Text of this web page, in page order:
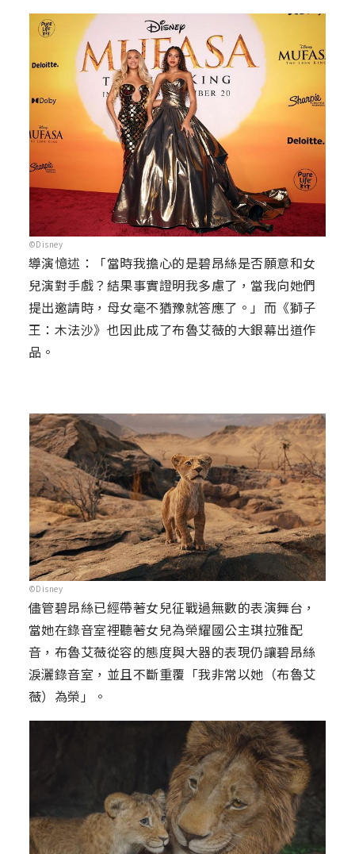
©Disney
導演憶述：「當時我擔心的是碧昂絲是否願意和女
兒演對手戲？結果事實證明我多慮了，當我向她們
提出邀請時，母女毫不猶豫就答應了。」而《獅子
王：木法沙》也因此成了布魯艾薇的大銀幕出道作
品。
©Disney
儘管碧昂絲已經帶著女兒征戰過無數的表演舞台，
當她在錄音室裡聽著女兒為榮耀國公主琪拉雅配
音，布魯艾薇從容的態度與大器的表現仍讓碧昂絲
淚灑錄音室，並且不斷重覆「我非常以她（布魯艾
薇）為榮」。